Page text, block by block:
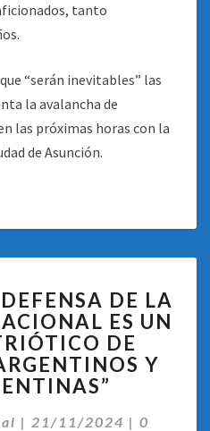
tanto
“serán inevitables” las
la avalancha de
las próximas horas con la
de Asunción.
“LA
DEFENSA
DE
LA
SOBERANÍA
NACIONAL
ES
DE LA
ES UN
DE
Y
| 21/11/2024 | 0